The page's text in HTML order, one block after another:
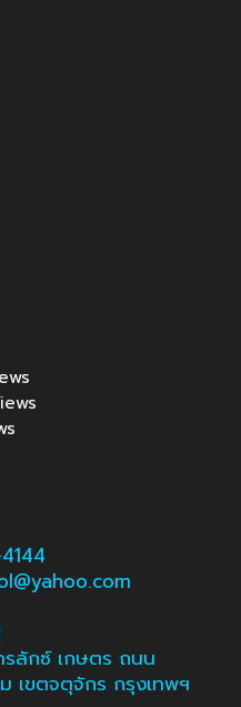
รลักซ์ เกษตร ถนน
เขตจตุจักร กรุงเทพฯ